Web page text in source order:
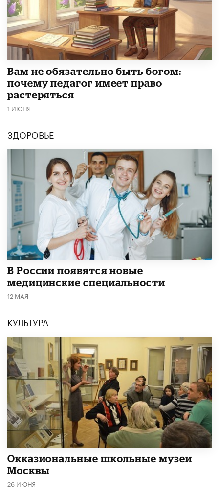
​Вам не обязательно быть богом:
почему педагог имеет право
растеряться
1 ИЮНЯ
ЗДОРОВЬЕ
В России появятся новые
медицинские специальности
12 МАЯ
КУЛЬТУРА
​Окказиональные школьные музеи
Москвы
26 ИЮНЯ